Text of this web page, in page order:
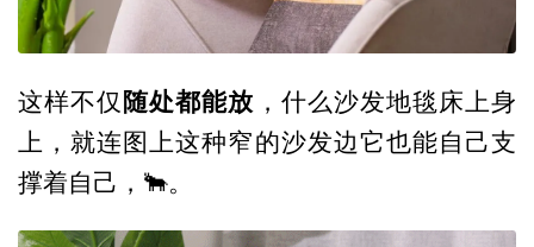
这样不仅 随处都能放 ，什么沙发地毯床上身
上，就连图上这种窄的沙发边它也能自己支
撑着自己，🐂。